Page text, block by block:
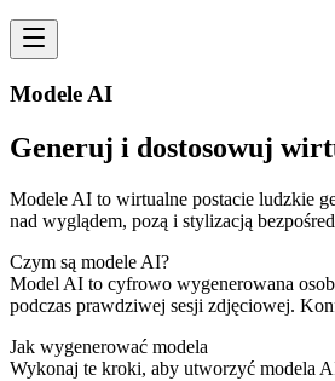
Modele AI
Generuj i dostosowuj
Modele AI to wirtualne postacie ludzkie
nad wyglądem, pozą i stylizacją
Czym są modele AI?
Model AI to cyfrowo wygenerowana
podczas prawdziwej sesji zdjęciowej.
Jak wygenerować modela
Wykonaj te kroki, aby utworzyć modela